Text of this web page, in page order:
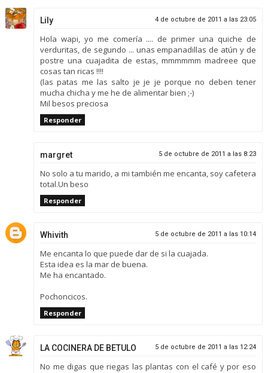
Lily 4 de octubre de 2011 a las 23:05
Hola wapi, yo me comería .... de primer una quiche de
verduritas, de segundo ... unas empanadillas de atún y de
postre una cuajadita de estas, mmmmmm madreee que
cosas tan ricas !!!!
(las patas me las salto je je je porque no deben tener
mucha chicha y me he de alimentar bien ;-)
Mil besos preciosa
Responder
margret 5 de octubre de 2011 a las 8:23
No solo a tu marido, a mi también me encanta, soy cafetera
total.Un beso
Responder
Whivith 5 de octubre de 2011 a las 10:14
Me encanta lo que puede dar de si la cuajada.
Esta idea es la mar de buena.
Me ha encantado.
Pochoncicos.
Responder
LA COCINERA DE BETULO 5 de octubre de 2011 a las 12:24
No me digas que riegas las plantas con el café y por eso